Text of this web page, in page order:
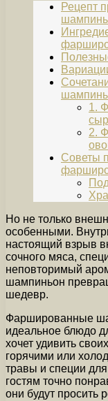
Рецепт
1.
2.
Советы
Но не только
особенными.
настоящий взрыв
сочного мяса,
неповторимый
шампиньон
шедевр.
Фаршированные
идеальное блюдо
хочет удивить
горячими или
травы и специи
гостям точно
они будут просить